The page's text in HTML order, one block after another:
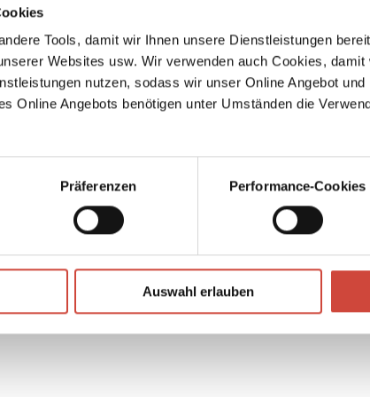
Tools, damit wir Ihnen unsere Dienstleistungen
Websites usw. Wir verwenden auch Cookies,
nutzen, sodass wir unser Online Angebot
Online Angebots benötigen unter Umständen die
Präferenzen Performance-Cookies
Auswahl erlauben
in
to
the